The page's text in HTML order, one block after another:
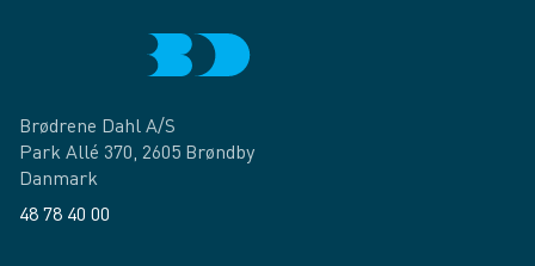
Brødrene Dahl A/S
Park Allé 370, 2605 Brøndby
Danmark
48 78 40 00